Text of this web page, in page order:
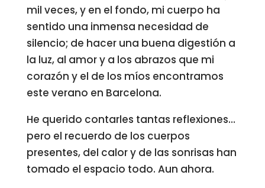
mil veces, y en el fondo, mi cuerpo ha
sentido una inmensa necesidad de
silencio; de hacer una buena digestión a
la luz, al amor y a los abrazos que mi
corazón y el de los míos encontramos
este verano en Barcelona.
He querido contarles tantas reflexiones…
pero el recuerdo de los cuerpos
presentes, del calor y de las sonrisas han
tomado el espacio todo. Aun ahora.